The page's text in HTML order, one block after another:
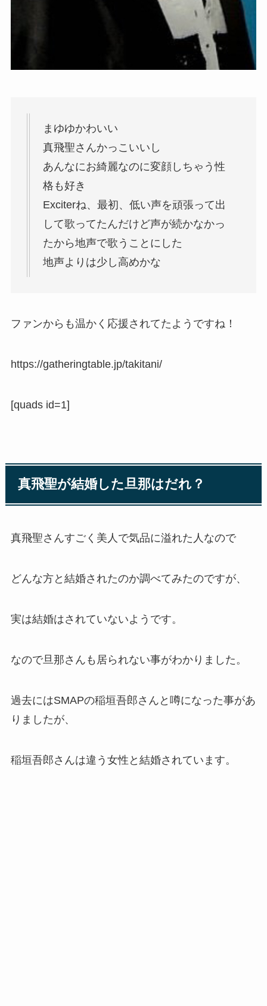
まゆゆかわいい
真飛聖さんかっこいいし
あんなにお綺麗なのに変顔しちゃう性
格も好き
Exciterね、最初、低い声を頑張って出
して歌ってたんだけど声が続かなかっ
たから地声で歌うことにした
地声よりは少し高めかな
ファンからも温かく応援されてたようですね！
https://gatheringtable.jp/takitani/
[quads id=1]
真飛聖が結婚した旦那はだれ？
真飛聖さんすごく美人で気品に溢れた人なので
どんな方と結婚されたのか調べてみたのですが、
実は結婚はされていないようです。
なので旦那さんも居られない事がわかりました。
過去にはSMAPの稲垣吾郎さんと噂になった事があ
りましたが、
稲垣吾郎さんは違う女性と結婚されています。